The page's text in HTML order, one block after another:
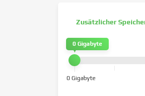
Zusätzlicher
0 Gigabyte
0 Gigabyte